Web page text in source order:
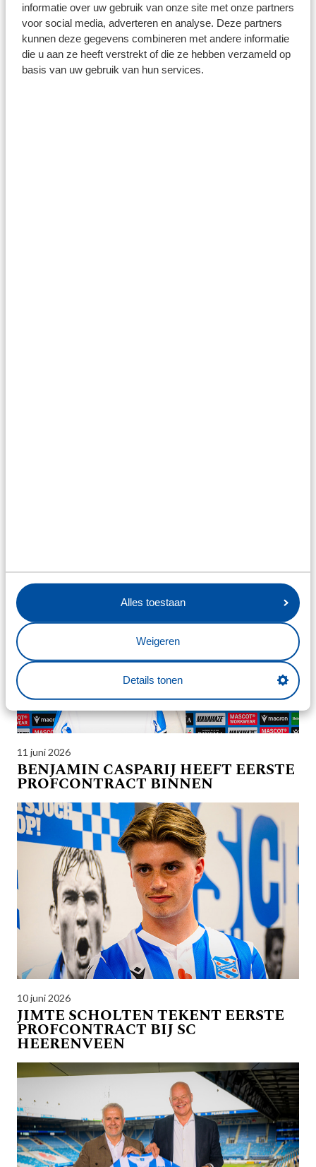
informatie over uw gebruik van onze site met onze partners
voor social media, adverteren en analyse. Deze partners
kunnen deze gegevens combineren met andere informatie
die u aan ze heeft verstrekt of die ze hebben verzameld op
basis van uw gebruik van hun services.
Alles toestaan
Weigeren
Details tonen
OEFENWEDSTRIJD TEGEN
WOLVERHAMPTON WANDERERS
GAAT NIET DOOR
11 juni 2026
BENJAMIN CASPARIJ HEEFT EERSTE
PROFCONTRACT BINNEN
10 juni 2026
JIMTE SCHOLTEN TEKENT EERSTE
PROFCONTRACT BIJ SC
HEERENVEEN